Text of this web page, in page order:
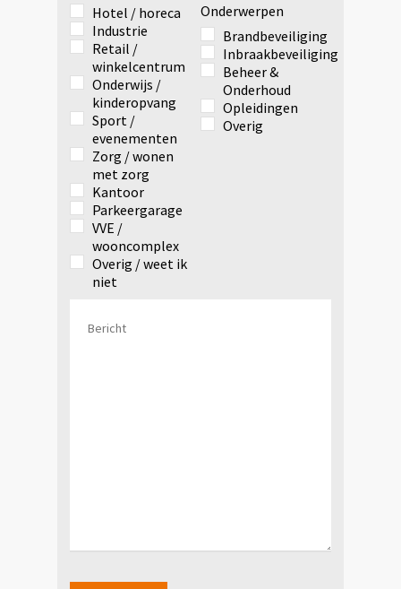
Hotel / horeca
Industrie
Retail /
winkelcentrum
Onderwijs /
kinderopvang
Sport /
evenementen
Zorg / wonen
met zorg
Kantoor
Parkeergarage
VVE /
wooncomplex
Overig / weet ik
niet
Onderwerpen
Brandbeveiliging
Inbraakbeveiliging
Beheer &
Onderhoud
Opleidingen
Overig